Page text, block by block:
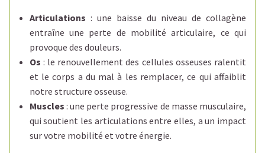
Articulations : une baisse du niveau de collagène
entraîne une perte de mobilité articulaire, ce qui
provoque des douleurs.
Os : le renouvellement des cellules osseuses ralentit
et le corps a du mal à les remplacer, ce qui affaiblit
notre structure osseuse.
Muscles : une perte progressive de masse musculaire,
qui soutient les articulations entre elles, a un impact
sur votre mobilité et votre énergie.